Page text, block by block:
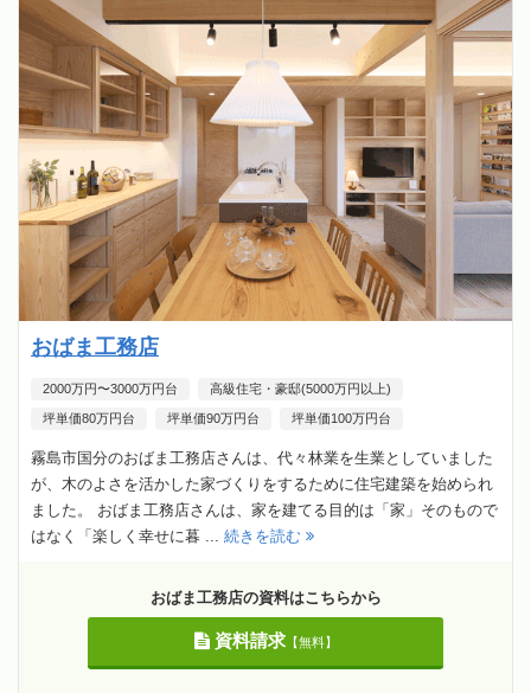
おばま工務店
2000万円〜3000万円台 高級住宅・豪邸(5000万円以上)
坪単価80万円台 坪単価90万円台 坪単価100万円台
霧島市国分のおばま工務店さんは、代々林業を生業としていました
が、木のよさを活かした家づくりをするために住宅建築を始められ
ました。 おばま工務店さんは、家を建てる目的は「家」そのもので
はなく「楽しく幸せに暮 ... 続きを読む
おばま工務店の資料はこちらから
資料請求【無料】